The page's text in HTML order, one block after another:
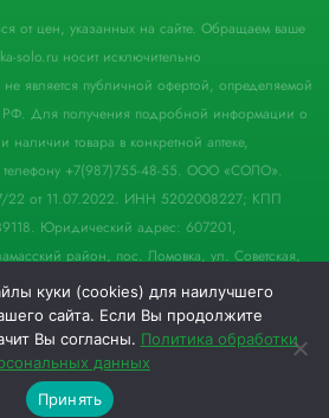
Избранное
0
от цен, указанных на сайте. Обращаем ваше
solo.ru носит исключительно
является публичной офертой, определяемой
Для получения подробной информации о
наличии товара в конкретной аптеке,
телефону +7(987)755-48-55. ООО «СОЛО».
22 от 11.07.2022. ИНН 5202008227; КПП
Юридический адрес: 607201,
район, пос. Ломовка, ул. Советская,
"Соло". Все права защищены.
куки (cookies) для наилучшего
сайта. Если Вы продолжите
Вы согласны. Политика обработки
данных
Принять